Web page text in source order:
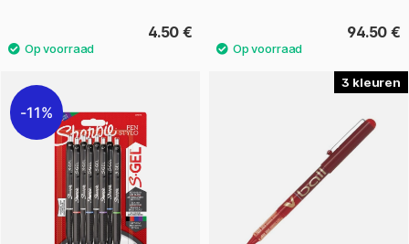
4.50 € 94.50 €
11%
3